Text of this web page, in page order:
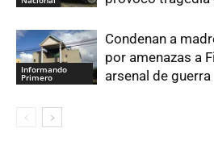
Informando
Primero
Condenan a
por amenazas a
arsenal de guerra